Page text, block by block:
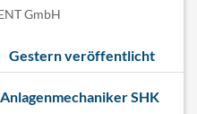
GmbH
Gestern veröffentlicht
SHK